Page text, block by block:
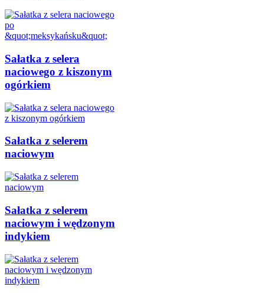
Sałatka z selera
naciowego z kiszonym
ogórkiem
Sałatka z selerem
naciowym
Sałatka z selerem
naciowym i wędzonym
indykiem